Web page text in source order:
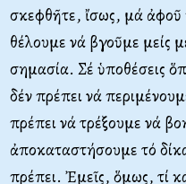
σκεφθῆτε, ἴσως, μά ἀφοῦ
θέλουμε νά βγοῦμε μείς
σημασία. Σέ ὑποθέσεις
δέν πρέπει νά
πρέπει νά τρέξουμε νά
ἀποκαταστήσουμε τό
πρέπει. Ἐμεῖς, ὅμως, τί